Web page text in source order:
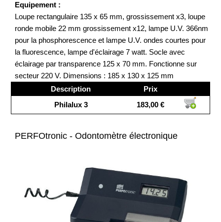
Equipement :
Loupe rectangulaire 135 x 65 mm, grossissement x3, loupe
ronde mobile 22 mm grossissement x12, lampe U.V. 366nm
pour la phosphorescence et lampe U.V. ondes courtes pour
la fluorescence, lampe d'éclairage 7 watt. Socle avec
éclairage par transparence 125 x 70 mm. Fonctionne sur
secteur 220 V. Dimensions : 185 x 130 x 125 mm
Description
Prix
Philalux 3
183,00 €
PERFOtronic - Odontomètre électronique